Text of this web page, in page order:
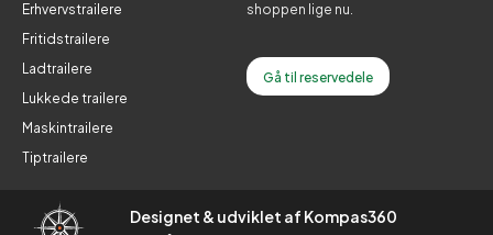
Erhvervstrailere
Fritidstrailere
Ladtrailere
Lukkede trailere
Maskintrailere
Tiptrailere
shoppen lige nu.
Gå til reservedele
Designet & udviklet af Kompas360